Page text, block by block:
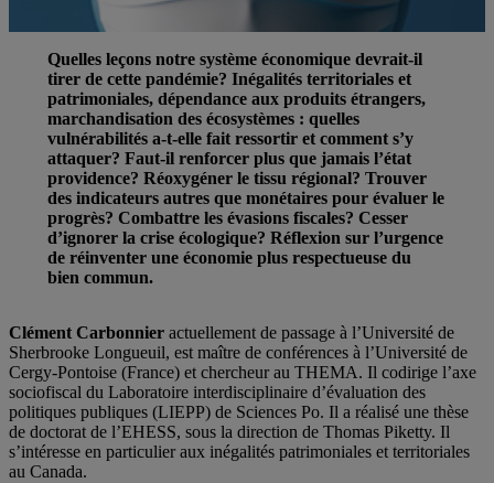
Quelles leçons notre système économique devrait-il
tirer de cette pandémie? Inégalités territoriales et
patrimoniales, dépendance aux produits étrangers,
marchandisation des écosystèmes : quelles
vulnérabilités a-t-elle fait ressortir et comment s’y
attaquer? Faut-il renforcer plus que jamais l’état
providence? Réoxygéner le tissu régional? Trouver
des indicateurs autres que monétaires pour évaluer le
progrès? Combattre les évasions fiscales? Cesser
d’ignorer la crise écologique? Réflexion sur l’urgence
de réinventer une économie plus respectueuse du
bien commun.
Clément Carbonnier actuellement de passage à l’Université de
Sherbrooke Longueuil, est maître de conférences à l’Université de
Cergy-Pontoise (France) et chercheur au THEMA. Il codirige l’axe
sociofiscal du Laboratoire interdisciplinaire d’évaluation des
politiques publiques (LIEPP) de Sciences Po. Il a réalisé une thèse
de doctorat de l’EHESS, sous la direction de Thomas Piketty. Il
s’intéresse en particulier aux inégalités patrimoniales et territoriales
au Canada.